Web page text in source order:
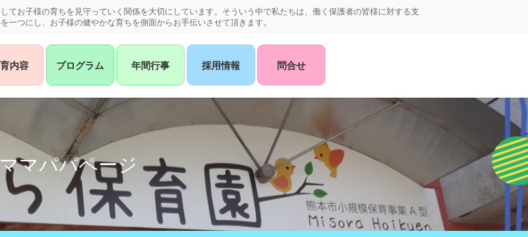
お子様の育ちを見守っていく関係を大切にしています。そういう中で私たちは、働く保護者の皆様に対する支
つにし、お子様の健やかな育ちを側面からお手伝いさせて頂きます。
内容 プログラム 年間行事 採用情報 問合せ
ママパパページ